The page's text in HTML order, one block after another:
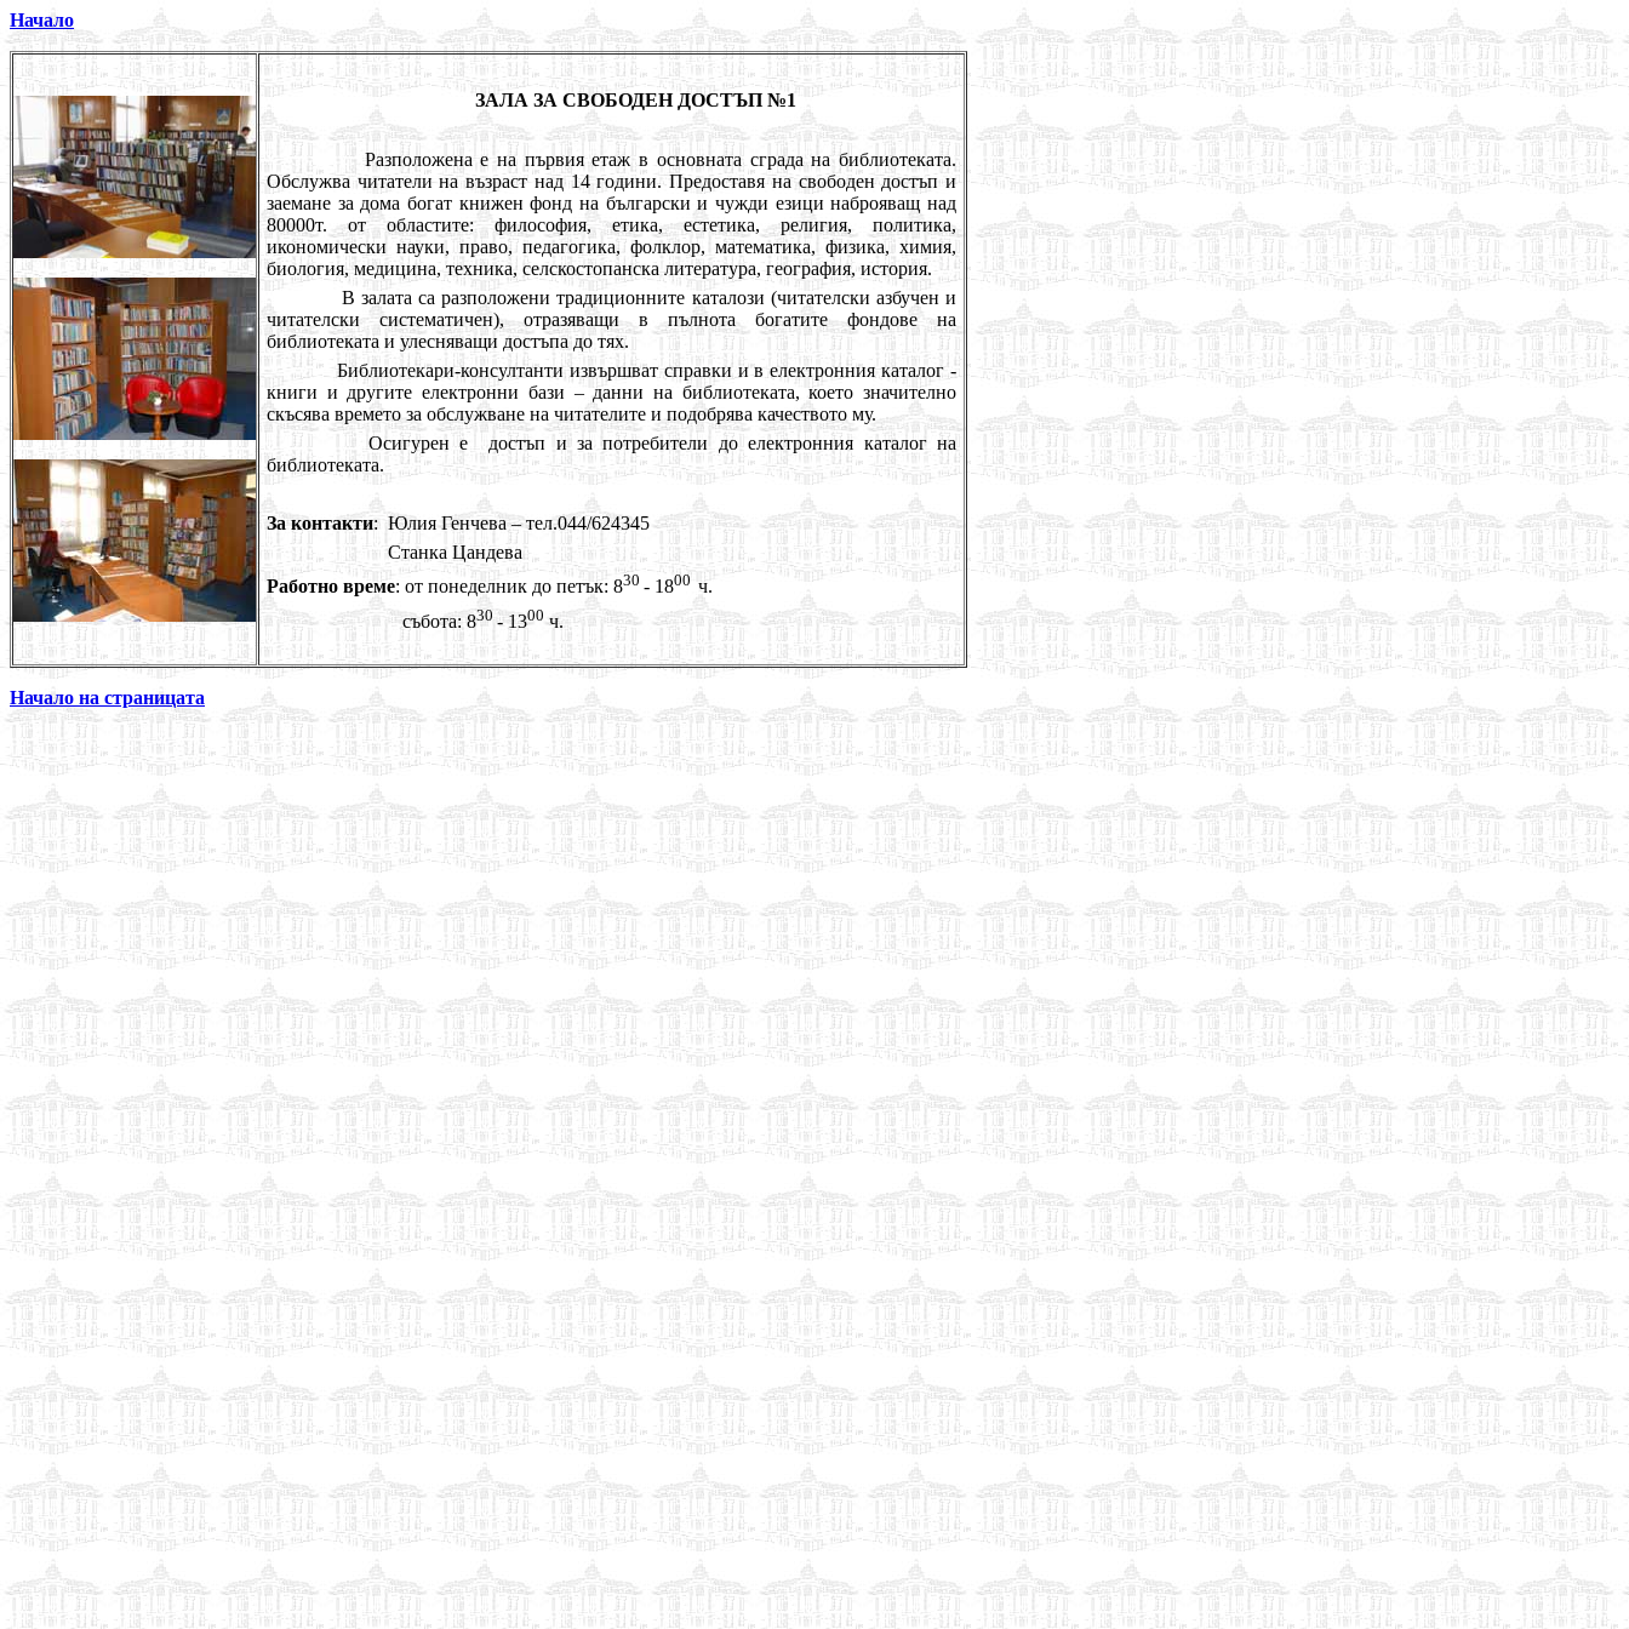
Начало
ЗАЛА ЗА СВОБОДЕН ДОСТЪП №1
Разположена е на първия етаж в основната сграда на библиотеката.
Обслужва читатели на възраст над 14 години. Предоставя на свободен достъп и
заемане за дома богат книжен фонд на български и чужди езици наброяващ над
80000т. от областите: философия, етика, естетика, религия, политика,
икономически науки, право, педагогика, фолклор, математика, физика, химия,
биология, медицина, техника, селскостопанска литература, география, история.
В залата са разположени традиционните каталози (читателски азбучен и
читателски систематичен), отразяващи в пълнота богатите фондове на
библиотеката и улесняващи достъпа до тях.
Библиотекари-консултанти извършват справки и в електронния каталог -
книги и другите електронни бази – данни на библиотеката, което значително
скъсява времето за обслужване на читателите и подобрява качеството му.
Осигурен е достъп и за потребители до електронния каталог на
библиотеката.
За контакти: Юлия Генчева – тел.044/624345
Станка Цандева
Работно време: от понеделник до петък: 830 - 1800 ч.
събота: 830 - 1300 ч.
Начало на страницата